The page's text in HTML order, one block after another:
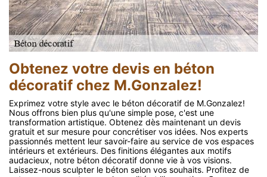
Obtenez votre devis en béton
décoratif chez M.Gonzalez!
Exprimez votre style avec le béton décoratif de M.Gonzalez!
Nous offrons bien plus qu'une simple pose, c'est une
transformation artistique. Obtenez dès maintenant un devis
gratuit et sur mesure pour concrétiser vos idées. Nos experts
passionnés mettent leur savoir-faire au service de vos espaces
intérieurs et extérieurs. Des finitions élégantes aux motifs
audacieux, notre béton décoratif donne vie à vos visions.
Laissez-nous sculpter le béton selon vos souhaits. Profitez de